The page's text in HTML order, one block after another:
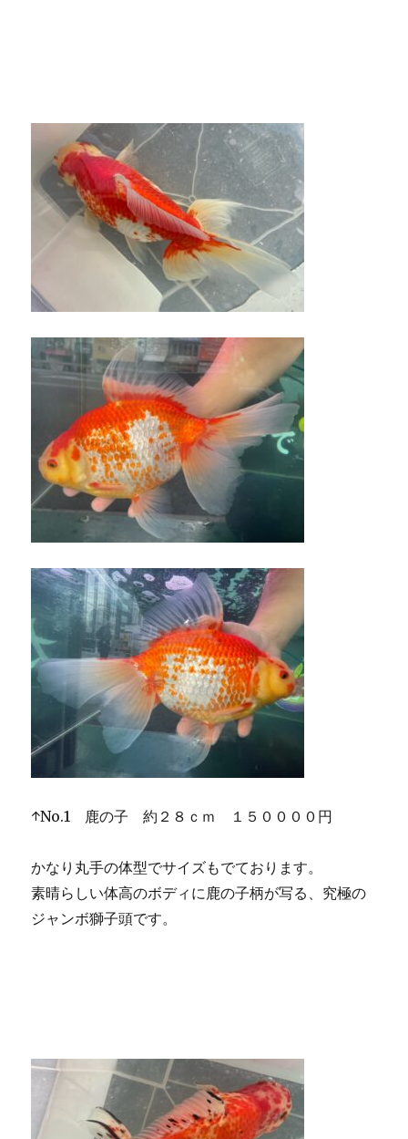
↑No.1 鹿の子 約２８ｃｍ １５００００円
かなり丸手の体型でサイズもでております。
素晴らしい体高のボディに鹿の子柄が写る、究極の
ジャンボ獅子頭です。